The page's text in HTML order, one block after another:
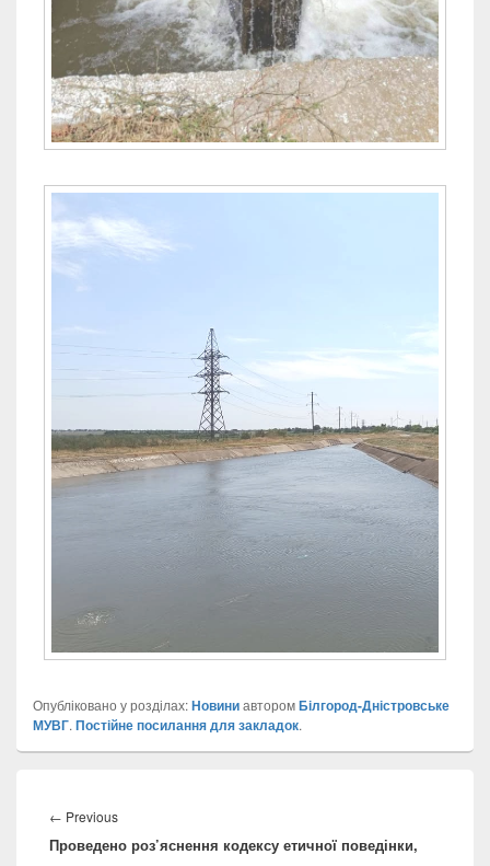
Опубліковано у розділах:НовиниавторомБілгород-Дністровське
МУВГ. Постійне посилання для закладок.
записів
← PreviousPrevious
post:
Проведено роз’яснення кодексу етичної поведінки,